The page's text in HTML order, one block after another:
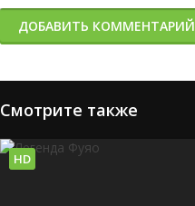
ДОБАВИТЬ КОММЕНТАРИЙ
Смотрите также
HD